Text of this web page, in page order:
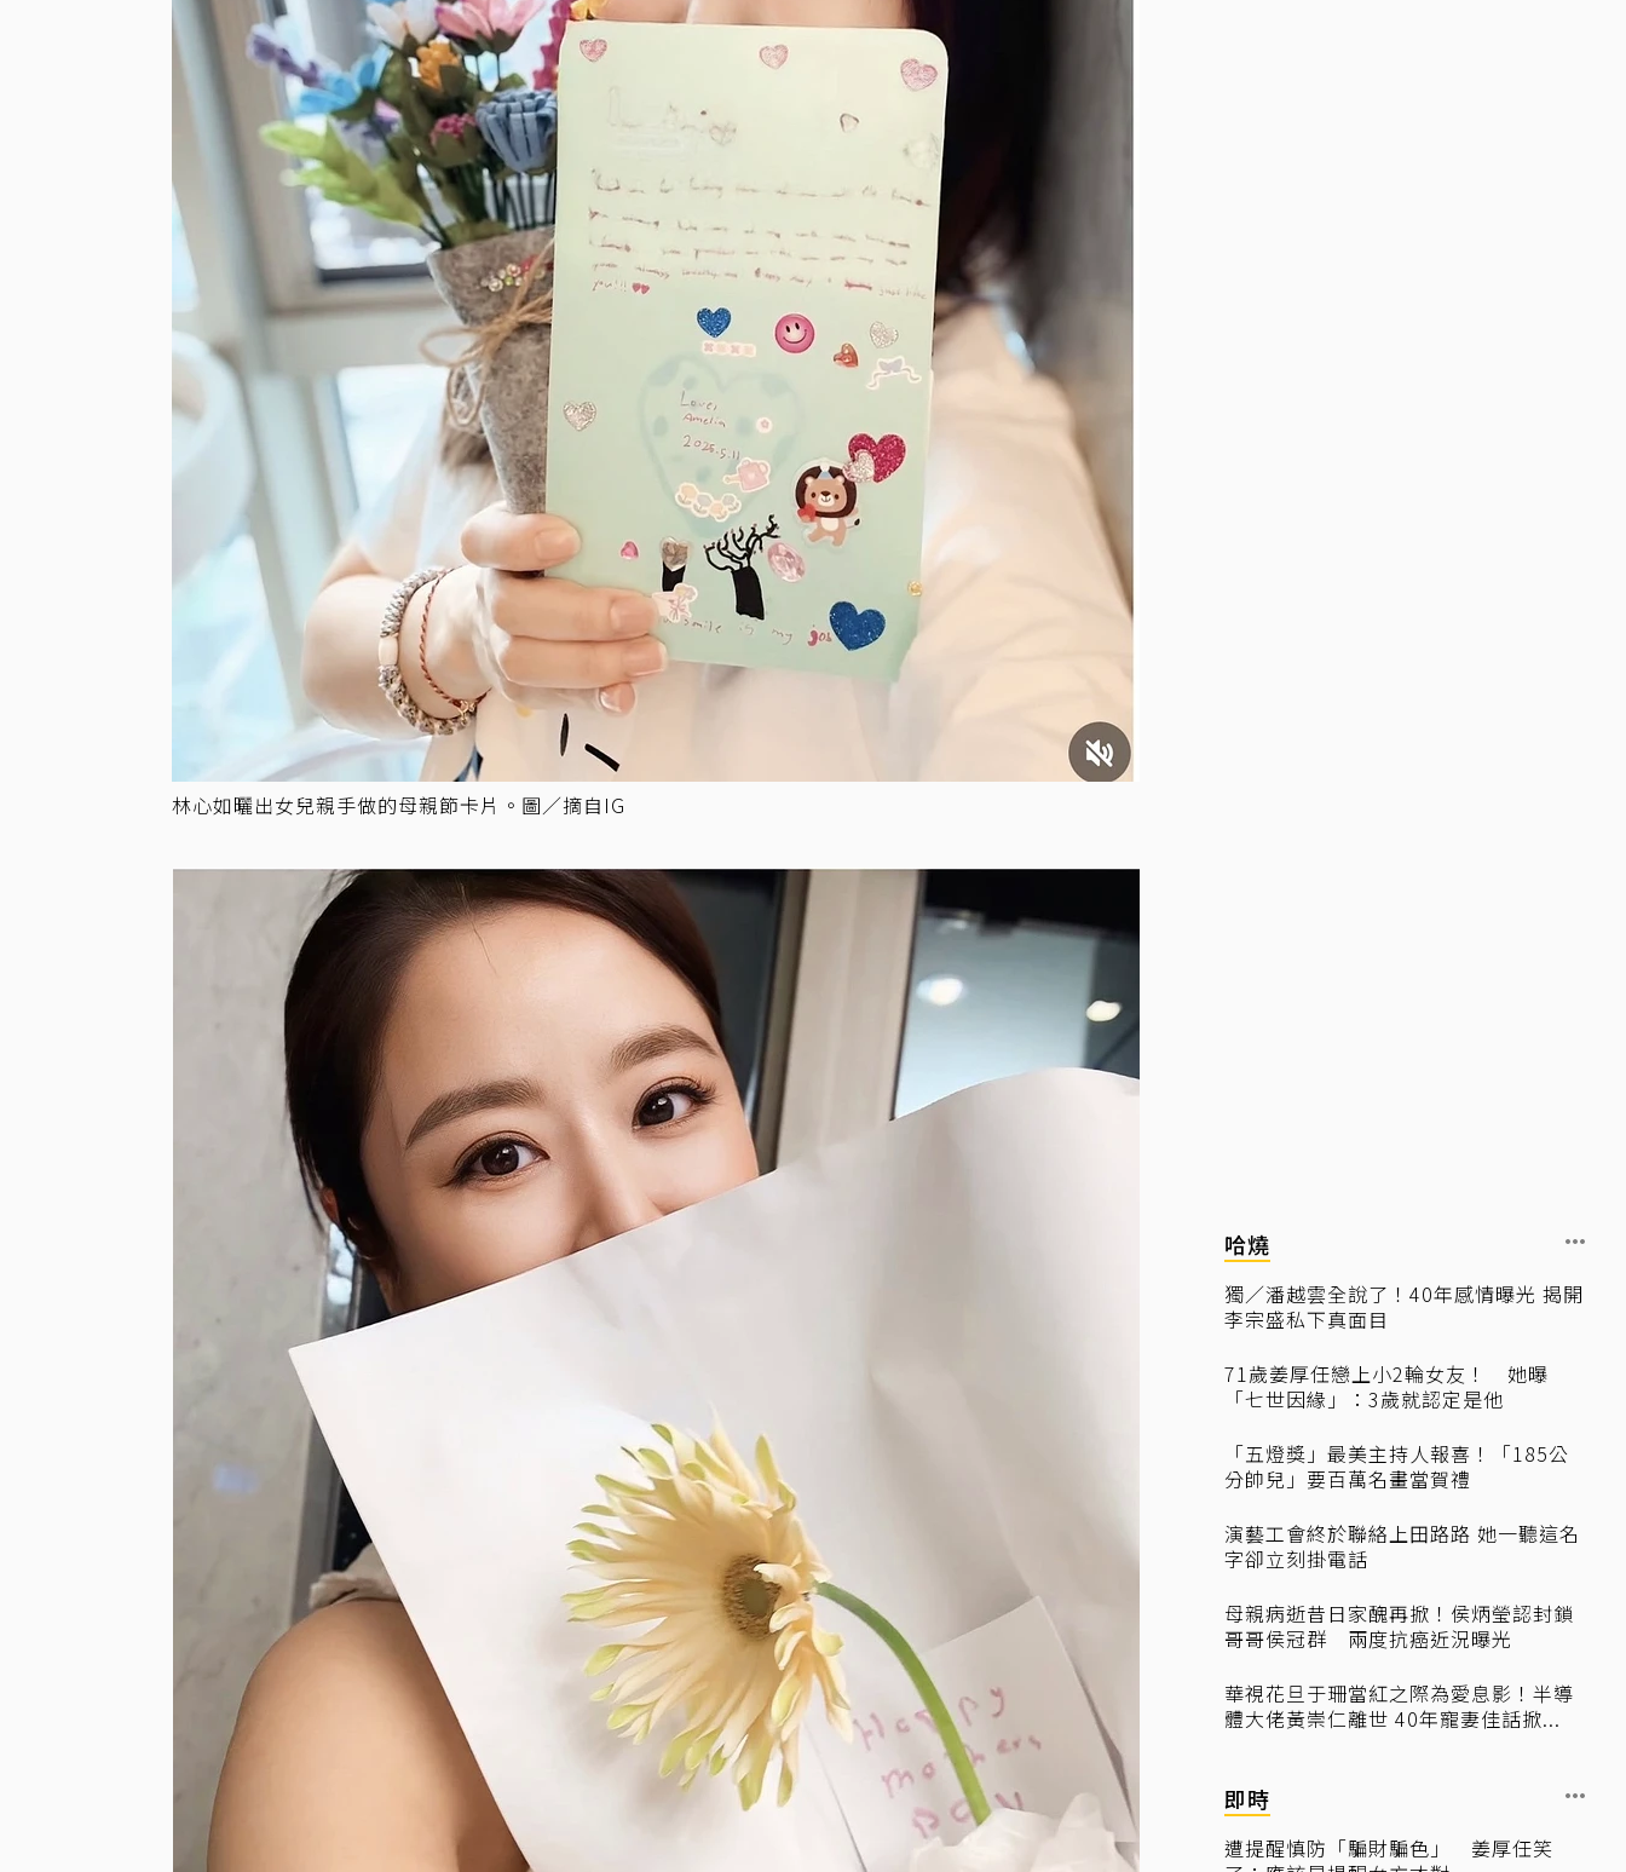
林心如曬出女兒親手做的母親節卡片。圖／摘自IG
哈燒
獨／潘越雲全說了！40年感情曝光 揭開
李宗盛私下真面目
71歲姜厚任戀上小2輪女友！ 她曝
「七世因緣」：3歲就認定是他
「五燈獎」最美主持人報喜！「185公
分帥兒」要百萬名畫當賀禮
演藝工會終於聯絡上田路路 她一聽這名
字卻立刻掛電話
母親病逝昔日家醜再掀！侯炳瑩認封鎖
哥哥侯冠群 兩度抗癌近況曝光
華視花旦于珊當紅之際為愛息影！半導
體大佬黃崇仁離世 40年寵妻佳話掀...
即時
遭提醒慎防「騙財騙色」 姜厚任笑